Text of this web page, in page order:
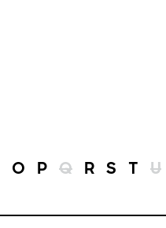
O P Q R S T U